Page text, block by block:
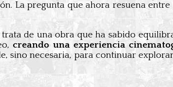
La pregunta que ahora resuena
trata de una obra que ha sabido
creando una experiencia
sino necesaria, para continuar